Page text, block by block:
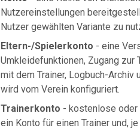
Nutzereinstellungen
Nutzer gewählten Variante zu
Eltern-/Spielerkonto - eine
Umkleidefunktionen, Zugang
mit dem Trainer, Logbuch-
wird vom Verein konfiguriert.
Trainerkonto - kostenlose oder
ein Konto für einen Trainer und,